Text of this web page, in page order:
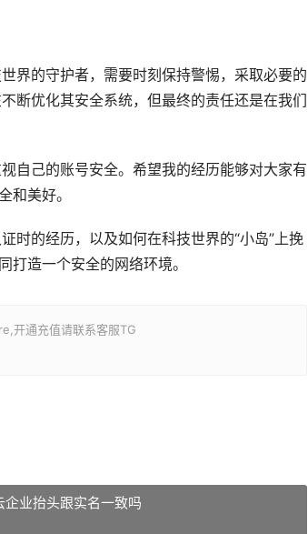
界的守护者，需要时刻保持警惕，采取必要的
断优化其安全系统，但最终的责任还是在我们
自己的账号安全。希望我的经历能够对大家有
和美好。
时的经历，以及如何在科技世界的“小岛”上挽
打造一个安全的网络环境。
开通充值请联系客服TG
企业抬头跟实名一致吗